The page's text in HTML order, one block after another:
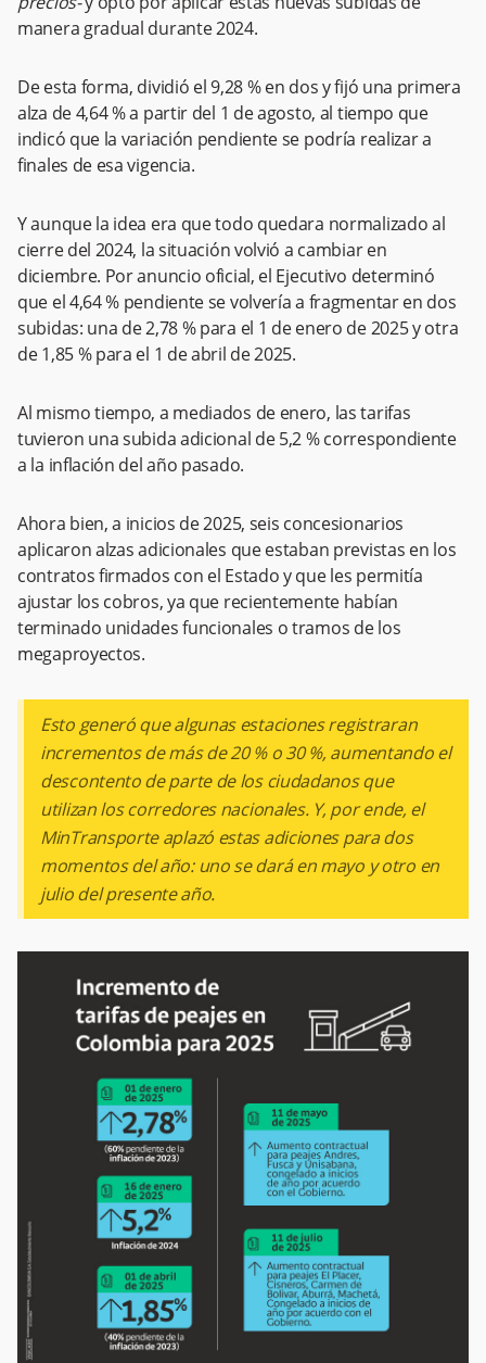
manera gradual durante 2024.
De esta forma, dividió el 9,28 % en dos y fijó una primera
alza de 4,64 % a partir del 1 de agosto, al tiempo que
indicó que la variación pendiente se podría realizar a
finales de esa vigencia.
Y aunque la idea era que todo quedara normalizado al
cierre del 2024, la situación volvió a cambiar en
diciembre. Por anuncio oficial, el Ejecutivo determinó
que el 4,64 % pendiente se volvería a fragmentar en dos
subidas: una de 2,78 % para el 1 de enero de 2025 y otra
de 1,85 % para el 1 de abril de 2025.
Al mismo tiempo, a mediados de enero, las tarifas
tuvieron una subida adicional de 5,2 % correspondiente
a la inflación del año pasado.
Ahora bien, a inicios de 2025, seis concesionarios
aplicaron alzas adicionales que estaban previstas en los
contratos firmados con el Estado y que les permitía
ajustar los cobros, ya que recientemente habían
terminado unidades funcionales o tramos de los
megaproyectos.
Esto generó que algunas estaciones registraran
incrementos de más de 20 % o 30 %, aumentando el
descontento de parte de los ciudadanos que
utilizan los corredores nacionales. Y, por ende, el
MinTransporte aplazó estas adiciones para dos
momentos del año: uno se dará en mayo y otro en
julio del presente año.